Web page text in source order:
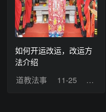
如何开运改运，改运方
法介绍
道教法事
11-25 浏览